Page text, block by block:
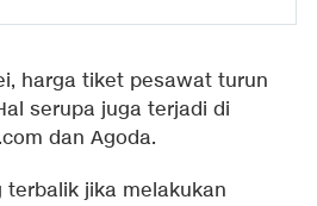
harga tiket pesawat turun
serupa juga terjadi di
dan Agoda.
terbalik jika melakukan